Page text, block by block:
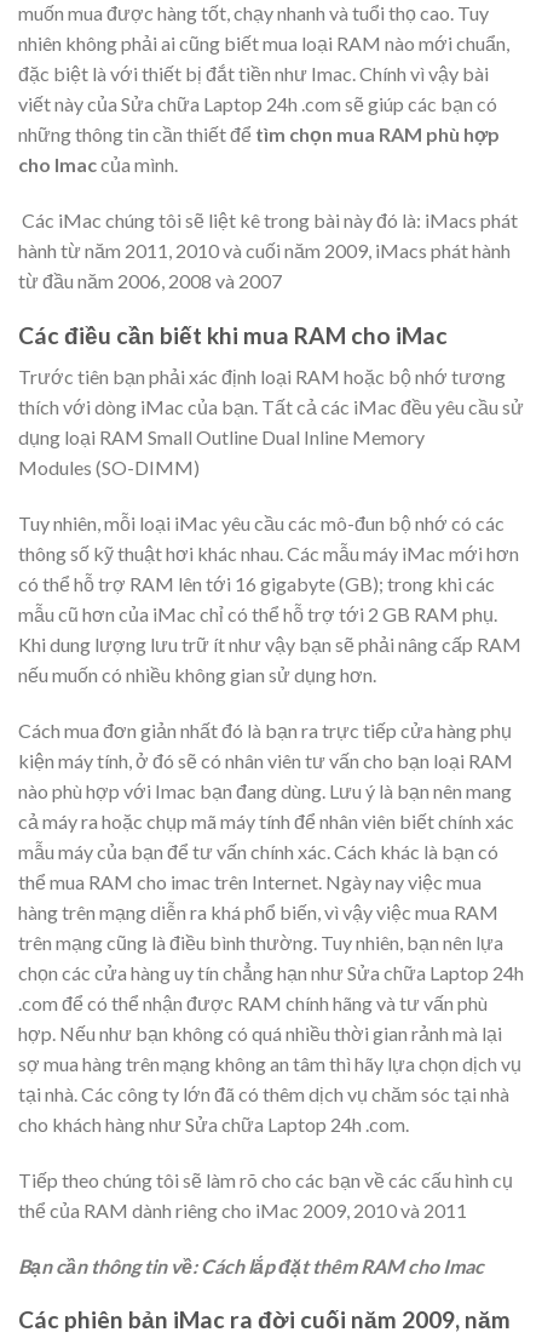
muốn mua được hàng tốt, chạy nhanh và tuổi thọ cao. Tuy
nhiên không phải ai cũng biết mua loại RAM nào mới chuẩn,
đặc biệt là với thiết bị đắt tiền như Imac. Chính vì vậy bài
viết này của Sửa chữa Laptop 24h .com sẽ giúp các bạn có
những thông tin cần thiết để tìm chọn mua RAM phù hợp
cho Imaccủa mình.
Các iMac chúng tôi sẽ liệt kê trong bài này đó là: iMacs phát
hành từ năm 2011, 2010 và cuối năm 2009, iMacs phát hành
từ đầu năm 2006, 2008 và 2007
Các điều cần biết khi mua RAM cho iMac
Trước tiên bạn phải xác định loại RAM hoặc bộ nhớ tương
thích với dòng iMac của bạn. Tất cả các iMac đều yêu cầu sử
dụng loại RAM Small Outline Dual Inline Memory
Modules (SO-DIMM)
Tuy nhiên, mỗi loại iMac yêu cầu các mô-đun bộ nhớ có các
thông số kỹ thuật hơi khác nhau. Các mẫu máy iMac mới hơn
có thể hỗ trợ RAM lên tới 16 gigabyte (GB); trong khi các
mẫu cũ hơn của iMac chỉ có thể hỗ trợ tới 2 GB RAM phụ.
Khi dung lượng lưu trữ ít như vậy bạn sẽ phải nâng cấp RAM
nếu muốn có nhiều không gian sử dụng hơn.
Cách mua đơn giản nhất đó là bạn ra trực tiếp cửa hàng phụ
kiện máy tính, ở đó sẽ có nhân viên tư vấn cho bạn loại RAM
nào phù hợp với Imac bạn đang dùng. Lưu ý là bạn nên mang
cả máy ra hoặc chụp mã máy tính để nhân viên biết chính xác
mẫu máy của bạn để tư vấn chính xác. Cách khác là bạn có
thể mua RAM cho imac trên Internet. Ngày nay việc mua
hàng trên mạng diễn ra khá phổ biến, vì vậy việc mua RAM
trên mạng cũng là điều bình thường. Tuy nhiên, bạn nên lựa
chọn các cửa hàng uy tín chẳng hạn như Sửa chữa Laptop 24h
.com để có thể nhận được RAM chính hãng và tư vấn phù
hợp. Nếu như bạn không có quá nhiều thời gian rảnh mà lại
sợ mua hàng trên mạng không an tâm thì hãy lựa chọn dịch vụ
tại nhà. Các công ty lớn đã có thêm dịch vụ chăm sóc tại nhà
cho khách hàng như Sửa chữa Laptop 24h .com.
Tiếp theo chúng tôi sẽ làm rõ cho các bạn về các cấu hình cụ
thể của RAM dành riêng cho iMac 2009, 2010 và 2011
Bạn cần thông tin về:Cách lắp đặt thêm RAM cho Imac
Các phiên bản iMac ra đời cuối năm 2009, năm